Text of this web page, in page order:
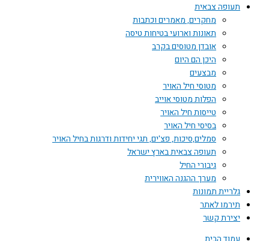
תעופה צבאית
מחקרים, מאמרים וכתבות
תאונות וארועי בטיחות טיסה
אובדן מטוסים בקרב
היכן הם היום
מבצעים
מטוסי חיל האויר
הפלות מטוסי אוייב
טייסות חיל האויר
בסיסי חיל האויר
סמלים,סיכות, פצ'ים, תגי יחידות ודרגות בחיל האויר
תעופה צבאית בארץ ישראל
גיבורי החיל
מערך ההגנה האווירית
גלריית תמונות
תירמו לאתר
יצירת קשר